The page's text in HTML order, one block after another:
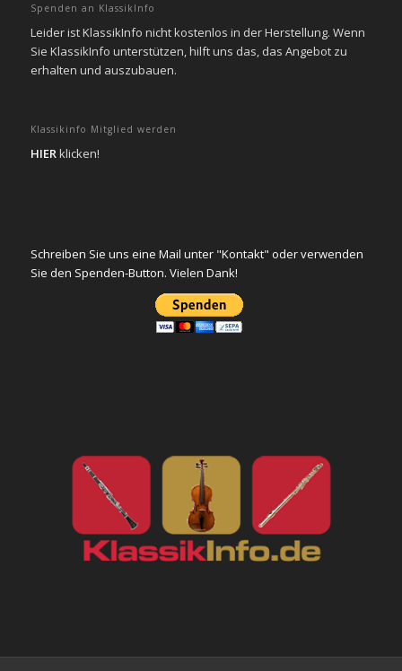
Spenden an KlassikInfo
Leider ist KlassikInfo nicht kostenlos in der Herstellung. Wenn
Sie KlassikInfo unterstützen, hilft uns das, das Angebot zu
erhalten und auszubauen.
Klassikinfo Mitglied werden
HIERklicken!
Schreiben Sie uns eine Mail unter "Kontakt" oder verwenden
Sie den Spenden-Button. Vielen Dank!